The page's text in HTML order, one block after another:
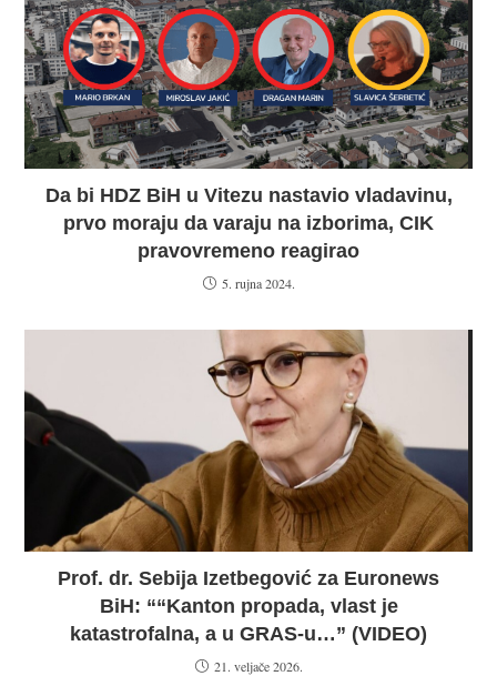
Da bi HDZ BiH u Vitezu nastavio vladavinu,
prvo moraju da varaju na izborima, CIK
pravovremeno reagirao
5. rujna 2024.
Prof. dr. Sebija Izetbegović za Euronews
BiH: ““Kanton propada, vlast je
katastrofalna, a u GRAS-u…” (VIDEO)
21. veljače 2026.